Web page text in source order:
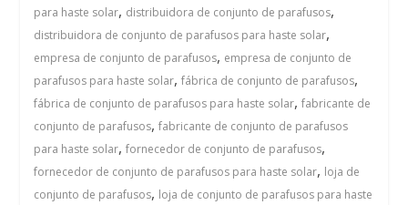
para haste solar, distribuidora de conjunto de parafusos,
distribuidora de conjunto de parafusos para haste solar,
empresa de conjunto de parafusos, empresa de conjunto de
parafusos para haste solar,fábrica de conjunto de parafusos,
fábrica de conjunto de parafusos para haste solar,fabricante de
conjunto de parafusos,fabricante de conjunto de parafusos
para haste solar,fornecedor de conjunto de parafusos,
fornecedor de conjunto de parafusos para haste solar, loja de
conjunto de parafusos, loja de conjunto de parafusos para haste